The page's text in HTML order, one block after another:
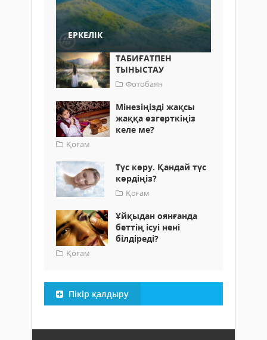
ЕРКЕЛІК
ТАБИҒАТПЕН
ТЫНЫСТАУ
Фотобаян
Мінезіңізді жақсы
жаққа өзгерткіңіз
келе ме?
Қоғам
Түс көру. Қандай түс
көрдіңіз?
Қоғам
Ұйқыдан оянғанда
беттің ісуі нені
білдіреді?
Қоғам
Пікір қалдыру